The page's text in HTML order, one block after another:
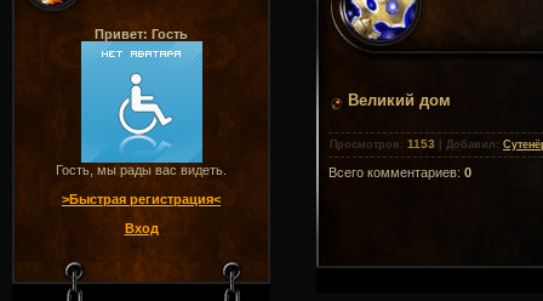
Привет: Гость
Гость, мы рады вас видеть.
>Быстрая регистрация<
Вход
Великий дом
Просмотров : 1153 Добавил :
Всего комментариев: 0